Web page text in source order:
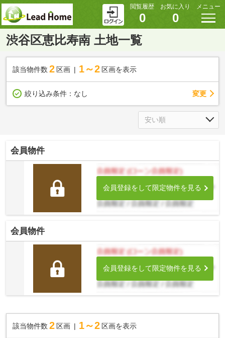
閲覧履歴
0
お気に入り
0
メニュー
渋谷区恵比寿南 土地一覧
該当物件数 2 区画 1～2 区画を表示
絞り込み条件： なし 変更
会員物件
会員登録をして限定物件を見る
会員物件
会員登録をして限定物件を見る
該当物件数 2 区画 1～2 区画を表示